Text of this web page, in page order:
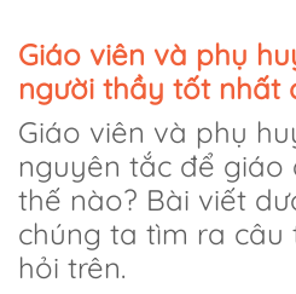
Giáo viên và phụ
người thầy tốt nhất
Giáo viên và phụ
nguyên tắc để giáo
thế nào? Bài viết
chúng ta tìm ra câu
hỏi trên.